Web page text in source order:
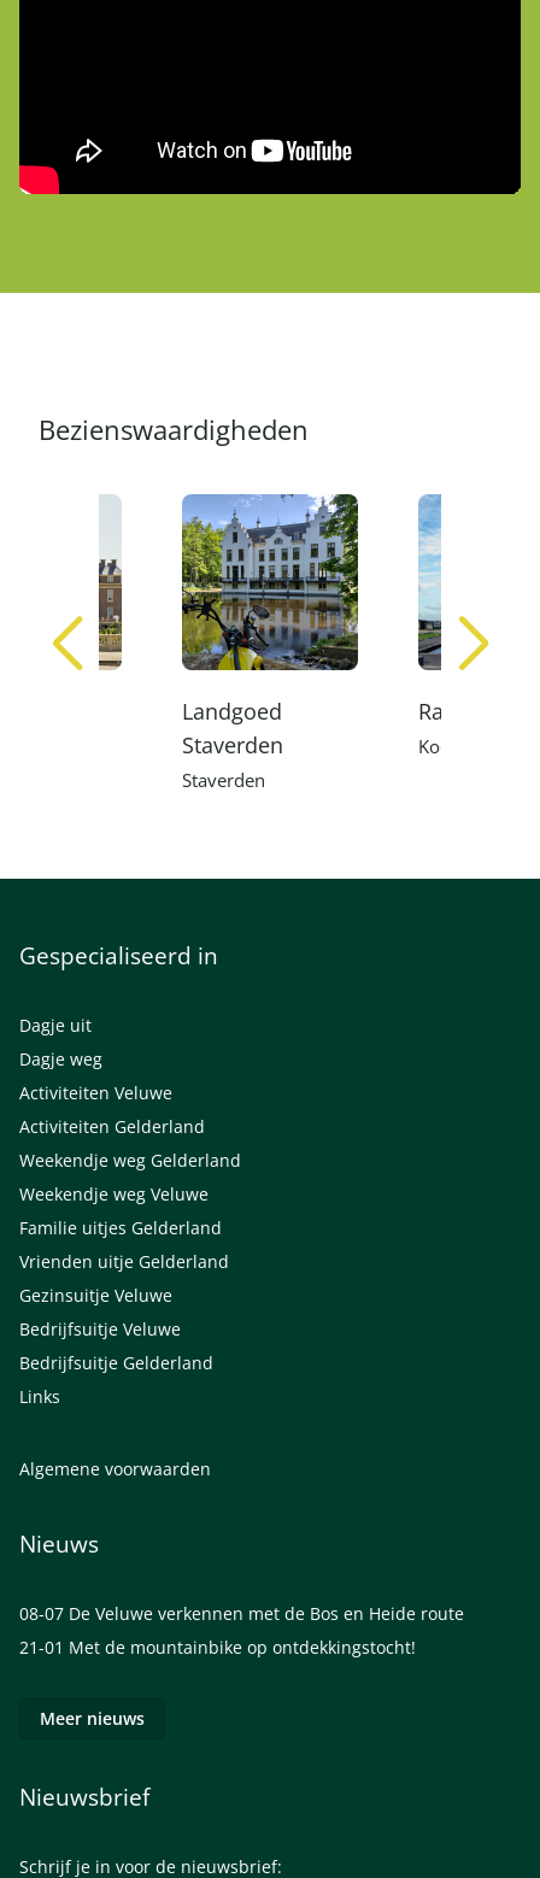
Bezienswaardigheden
Landgoed
Staverden
Staverden
Radio
Kootwijk
Gespecialiseerd in
Dagje uit
Dagje weg
Activiteiten Veluwe
Activiteiten Gelderland
Weekendje weg Gelderland
Weekendje weg Veluwe
Familie uitjes Gelderland
Vrienden uitje Gelderland
Gezinsuitje Veluwe
Bedrijfsuitje Veluwe
Bedrijfsuitje Gelderland
Links
Algemene voorwaarden
Nieuws
08-07 De Veluwe verkennen met de Bos en Heide route
21-01 Met de mountainbike op ontdekkingstocht!
Meer nieuws
Nieuwsbrief
Schrijf je in voor de nieuwsbrief: